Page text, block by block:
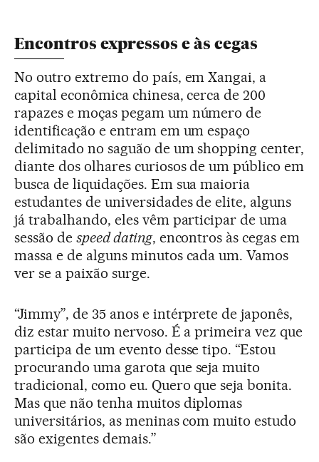
Encontros expressos e às cegas
No outro extremo do país, em Xangai, a
capital econômica chinesa, cerca de 200
rapazes e moças pegam um número de
identificação e entram em um espaço
delimitado no saguão de um shopping center,
diante dos olhares curiosos de um público em
busca de liquidações. Em sua maioria
estudantes de universidades de elite, alguns
já trabalhando, eles vêm participar de uma
sessão de speed dating, encontros às cegas em
massa e de alguns minutos cada um. Vamos
ver se a paixão surge.
“Jimmy”, de 35 anos e intérprete de japonês,
diz estar muito nervoso. É a primeira vez que
participa de um evento desse tipo. “Estou
procurando uma garota que seja muito
tradicional, como eu. Quero que seja bonita.
Mas que não tenha muitos diplomas
universitários, as meninas com muito estudo
são exigentes demais.”